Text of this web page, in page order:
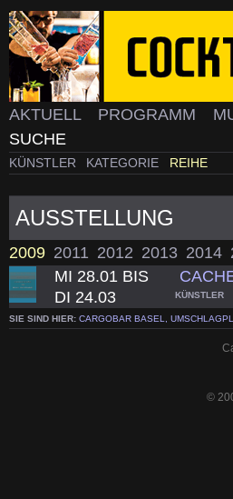
AKTUELL PROGRAMM
SUCHE
KÜNSTLER KATEGORIE REIHE
AUSSTELLUNG
2009 2011 2012 2013 2014
MI 28.01 BIS
DI 24.03
KÜNSTLER
SIE SIND HIER: CARGOBAR BASEL,
©